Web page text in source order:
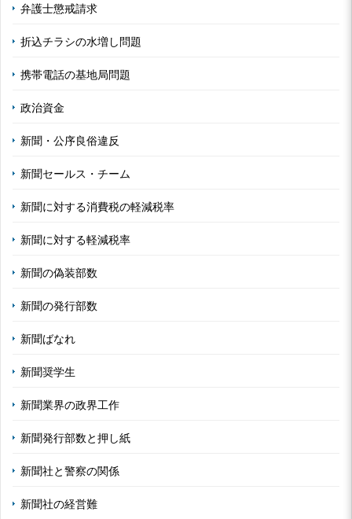
弁護士懲戒請求
折込チラシの水増し問題
携帯電話の基地局問題
政治資金
新聞・公序良俗違反
新聞セールス・チーム
新聞に対する消費税の軽減税率
新聞に対する軽減税率
新聞の偽装部数
新聞の発行部数
新聞ばなれ
新聞奨学生
新聞業界の政界工作
新聞発行部数と押し紙
新聞社と警察の関係
新聞社の経営難